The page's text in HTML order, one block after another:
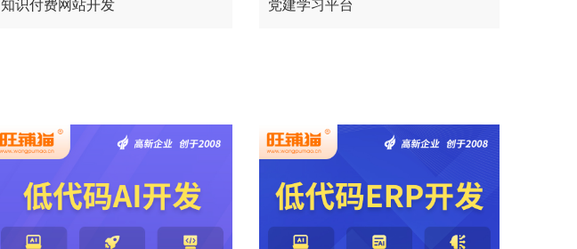
知识付费网站开发 党建学习平台